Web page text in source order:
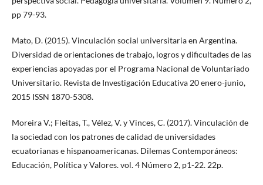
pp 79-93.
Mato, D. (2015). Vinculación social universitaria en Argentina.
Diversidad de orientaciones de trabajo, logros y dificultades de las
experiencias apoyadas por el Programa Nacional de Voluntariado
Universitario. Revista de Investigación Educativa 20 enero-junio,
2015 ISSN 1870-5308.
Moreira V.; Fleitas, T., Vélez, V. y Vinces, C. (2017). Vinculación de
la sociedad con los patrones de calidad de universidades
ecuatorianas e hispanoamericanas. Dilemas Contemporáneos:
Educación, Política y Valores. vol. 4 Número 2, p1-22. 22p.